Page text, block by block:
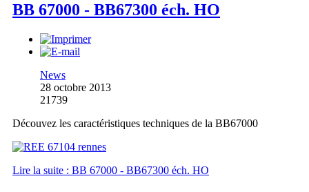
BB 67000 - BB67300 éch. HO
News
28 octobre 2013
21739
Découvez les caractéristiques techniques de la BB67000
Lire la suite : BB 67000 - BB67300 éch. HO